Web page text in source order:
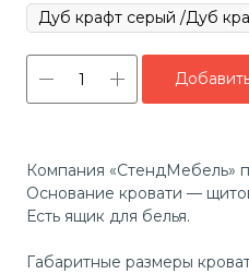
Компания «СтендМебель»
Основание кровати —
Есть ящик для белья.
Габаритные размеры